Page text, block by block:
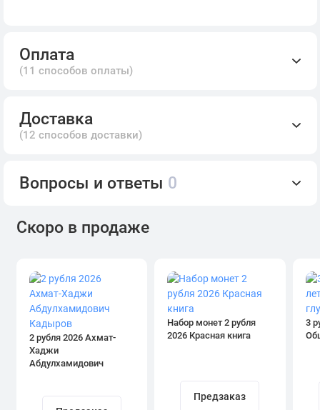
Оплата
(11 способов оплаты)
Доставка
(12 способов доставки)
Вопросы и ответы 0
Скоро в продаже
2 рубля 2026 Ахмат-
Хаджи
Абдулхамидович
Набор монет 2 рубля
2026 Красная книга
Предзаказ
3